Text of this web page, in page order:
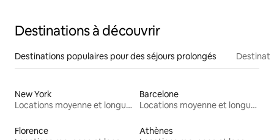
Destinations à découvrir
Destinations populaires pour des séjours prolongés
New York
Locations moyenne et longue durée
Barcelone
Locations moyenne et longue durée
Florence
Athènes